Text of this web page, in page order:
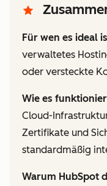
Für wen es ideal
verwaltetes
oder versteckte
Wie es
Cloud-
Zertifikate und
standardmäßig
Warum HubSpot